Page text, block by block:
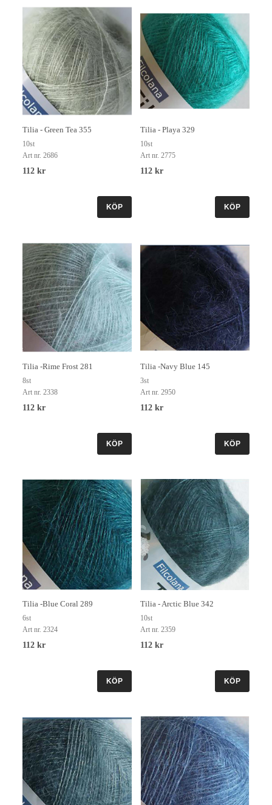
Tilia - Green Tea 355
10st
Art nr. 2686
112 kr
KÖP
Tilia - Playa 329
10st
Art nr. 2775
112 kr
KÖP
Tilia -Rime Frost 281
8st
Art nr. 2338
112 kr
KÖP
Tilia -Navy Blue 145
3st
Art nr. 2950
112 kr
KÖP
Tilia -Blue Coral 289
6st
Art nr. 2324
112 kr
KÖP
Tilia - Arctic Blue 342
10st
Art nr. 2359
112 kr
KÖP